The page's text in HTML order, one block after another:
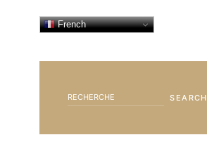
French
SEARCH